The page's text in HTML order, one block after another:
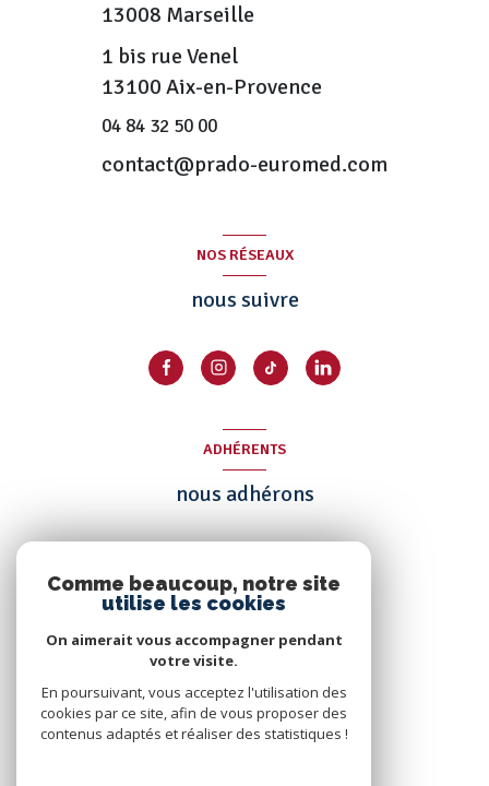
13008 Marseille
1 bis rue Venel
13100 Aix-en-Provence
04 84 32 50 00
contact@prado-euromed.com
NOS RÉSEAUX
nous suivre
ADHÉRENTS
nous adhérons
Comme beaucoup, notre site
utilise les cookies
On aimerait vous accompagner pendant
votre visite.
En poursuivant, vous acceptez l'utilisation des
cookies par ce site, afin de vous proposer des
contenus adaptés et réaliser des statistiques !